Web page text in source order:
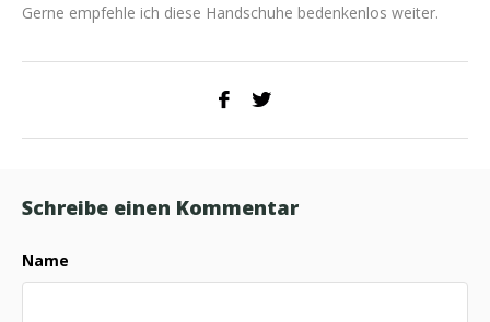
Gerne empfehle ich diese Handschuhe bedenkenlos weiter.
Schreibe einen Kommentar
Name